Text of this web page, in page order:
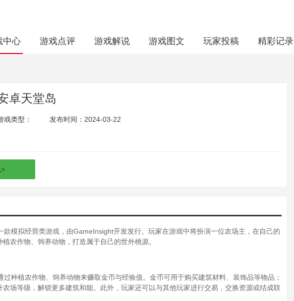
中心 游戏点评 游戏解说 游戏图文 玩家投稿 精彩记录
卓天堂岛
戏类型： 发布时间：2024-03-22
>
模拟经营类游戏，由GameInsight开发发行。玩家在游戏中将扮演一位农场主，在自己的
农作物、饲养动物，打造属于自己的世外桃源。
种植农作物、饲养动物来赚取金币与经验值。金币可用于购买建筑材料、装饰品等物品；
农场等级，解锁更多建筑和能。此外，玩家还可以与其他玩家进行交易，交换资源或结成联